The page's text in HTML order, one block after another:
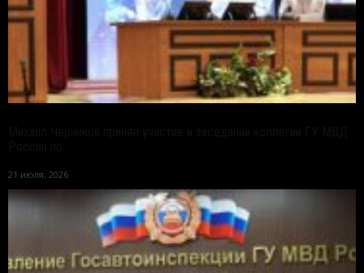
21 июля, 2026